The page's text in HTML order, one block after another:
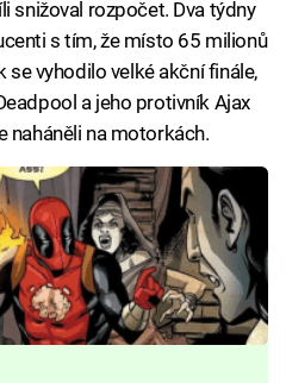
snižoval rozpočet. Dva týdny
s tím, že místo 65 milionů
se vyhodilo velké akční finále,
a jeho protivník Ajax
naháněli na motorkách.